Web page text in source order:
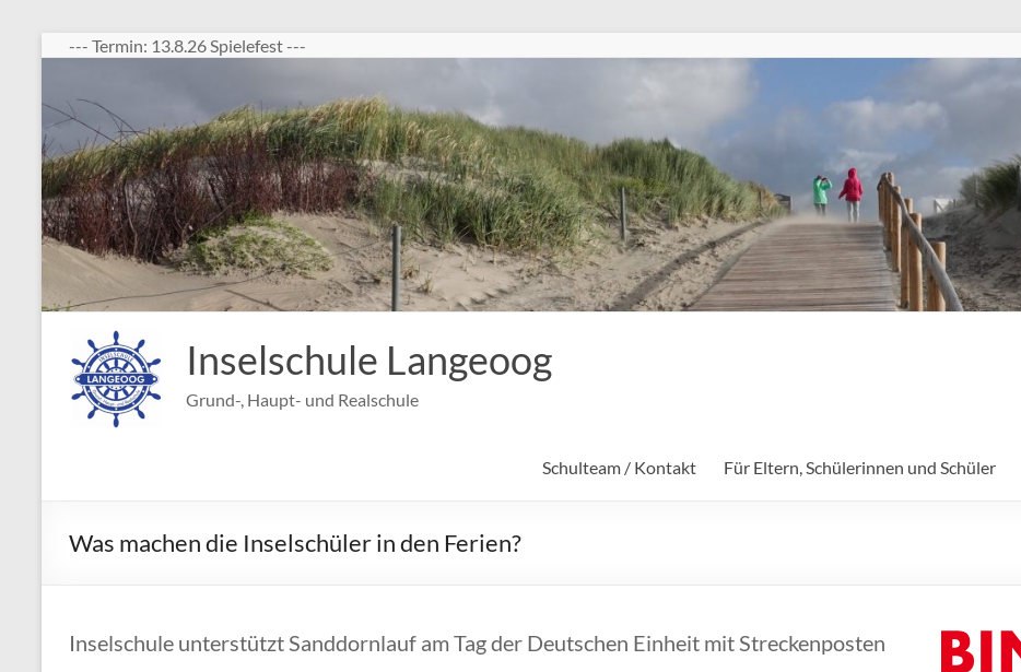
Zum
Inhalt
--- Termin: 13.8.26 Spielefest ---
Inselschule Langeoog
Grund-, Haupt- und Realschule
Schulteam / Kontakt Für Eltern, Schülerinnen und Schüler
Was machen die Inselschüler in den Ferien?
Inselschule unterstützt Sanddornlauf am Tag der Deutschen Einheit mit Streckenposten